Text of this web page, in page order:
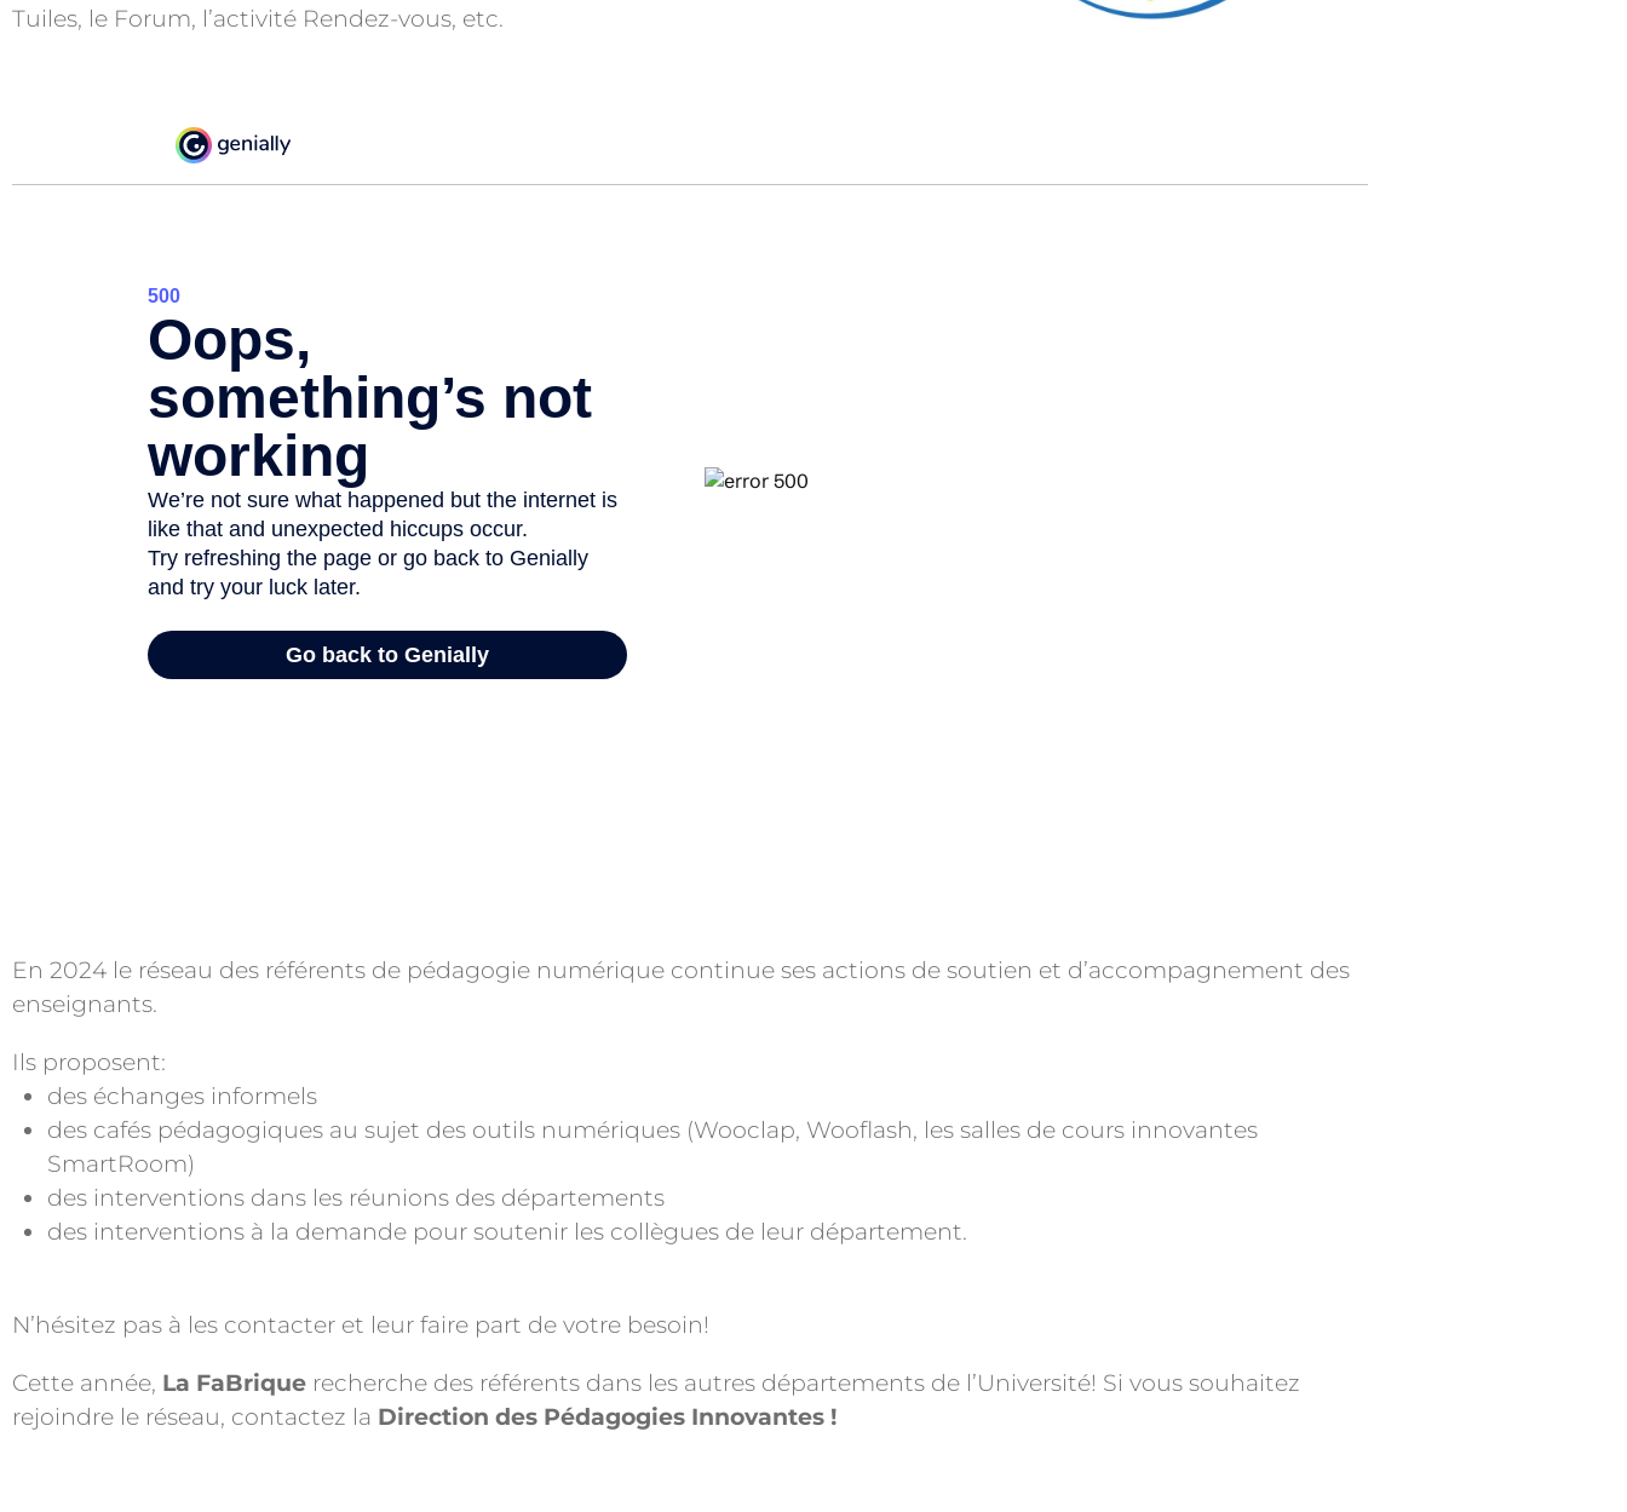
Tuiles, le Forum, l’activité Rendez-vous, etc.
En 2024 le réseau des référents de pédagogie numérique continue ses actions de soutien et d’accompagnement des
enseignants.
Ils proposent:
des échanges informels
des cafés pédagogiques au sujet des outils numériques (Wooclap, Wooflash, les salles de cours innovantes
SmartRoom)
des interventions dans les réunions des départements
des interventions à la demande pour soutenir les collègues de leur département.
N’hésitez pas à les contacter et leur faire part de votre besoin!
Cette année, La FaBrique recherche des référents dans les autres départements de l’Université! Si vous souhaitez
rejoindre le réseau, contactez la Direction des Pédagogies Innovantes !